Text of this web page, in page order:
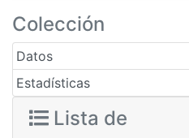
Colección
Datos
Estadísticas
Lista de